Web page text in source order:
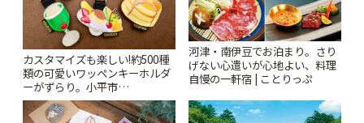
カスタマイズも楽しい!約500種
類の可愛いワッペンキーホルダ
ーがずらり。小平市
「Kimamaya T&K」 | ことりっ
ぷ
河津・南伊豆でお泊まり。さり
げない心遣いが心地よい、料理
自慢の一軒宿 | ことりっぷ